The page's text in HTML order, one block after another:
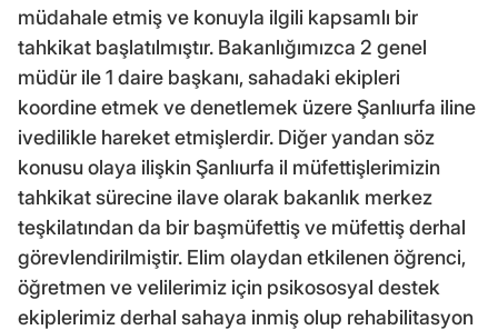
müdahale etmiş ve konuyla ilgili kapsamlı bir
tahkikat başlatılmıştır. Bakanlığımızca 2 genel
müdür ile 1 daire başkanı, sahadaki ekipleri
koordine etmek ve denetlemek üzere Şanlıurfa iline
ivedilikle hareket etmişlerdir. Diğer yandan söz
konusu olaya ilişkin Şanlıurfa il müfettişlerimizin
tahkikat sürecine ilave olarak bakanlık merkez
teşkilatından da bir başmüfettiş ve müfettiş derhal
görevlendirilmiştir. Elim olaydan etkilenen öğrenci,
öğretmen ve velilerimiz için psikososyal destek
ekiplerimiz derhal sahaya inmiş olup rehabilitasyon